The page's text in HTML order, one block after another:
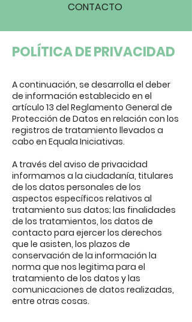
CONTACTO
POLÍTICA DE PRIVACIDAD
A continuación, se desarrolla el deber
de información establecido en el
artículo 13 del Reglamento General de
Protección de Datos en relación con los
registros de tratamiento llevados a
cabo en Equala Iniciativas.
A través del aviso de privacidad
informamos a la ciudadanía, titulares
de los datos personales de los
aspectos específicos relativos al
tratamiento sus datos; las finalidades
de los tratamientos, los datos de
contacto para ejercer los derechos
que le asisten, los plazos de
conservación de la información la
norma que nos legitima para el
tratamiento de los datos y las
comunicaciones de datos realizadas,
entre otras cosas.